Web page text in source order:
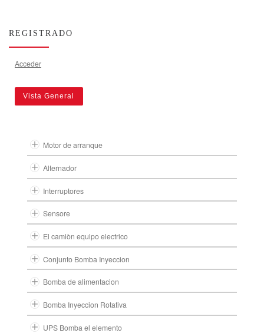
REGISTRADO
Acceder
Vista General
Motor de arranque
Alternador
Interruptores
Sensore
El camiòn equipo electrico
Conjunto Bomba Inyeccion
Bomba de alimentacion
Bomba Inyeccion Rotativa
UPS Bomba el elemento